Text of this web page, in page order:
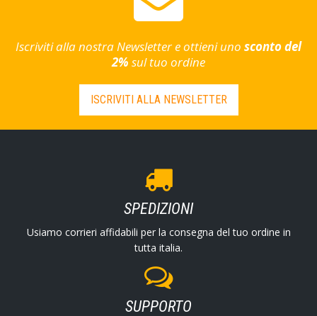
Iscriviti alla nostra Newsletter e ottieni uno sconto del
2% sul tuo ordine
ISCRIVITI ALLA NEWSLETTER
SPEDIZIONI
Usiamo corrieri affidabili per la consegna del tuo ordine in
tutta italia.
SUPPORTO